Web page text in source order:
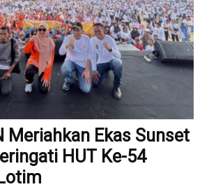
Meriahkan Ekas Sunset
HUT Ke-54